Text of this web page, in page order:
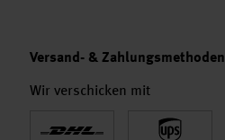
Versand- & Zahlungsmethoden
Wir verschicken mit